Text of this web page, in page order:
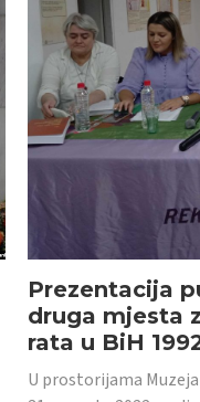
Prezentacija
druga mjesta
rata u BiH
U prostorijama